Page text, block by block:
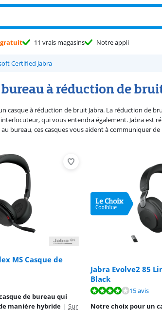
gratuit 11 vrais magasins Notre appli
Certified Jabra
bureau à réduction de
casque à réduction de bruit Jabra. La réduction de
qui vous entendra également. Jabra est
bureau, ces casques vous aident à communiquer
MS Casque de
sur 26 avis.
de bureau qui
manière hybride | Sur
Jabra Evolve2 85
Black
15 avis
Notre choix pour un